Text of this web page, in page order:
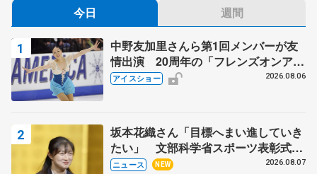
今日 週間
中野友加里さんら第1回メンバーが友
情出演 20周年の「フレンズオンアイ
ス」 宮本賢二さん、有川梨絵さん、
アイスショー 2026.08.06
坂本花織さん「目標へまい進していき
たい」 文部科学省スポーツ表彰式で
代表謝辞
ニュース NEW 2026.08.07